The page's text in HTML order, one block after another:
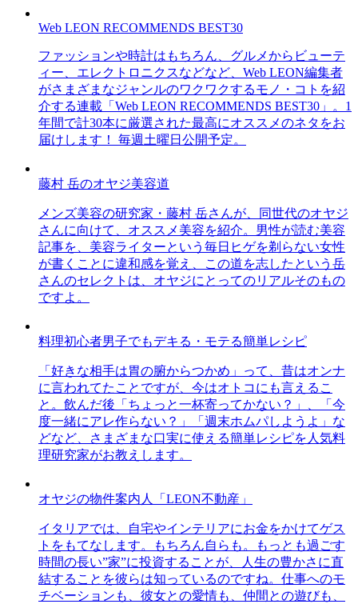
Web LEON RECOMMENDS BEST30
ファッションや時計はもちろん、グルメからビューテ
ィー、エレクトロニクスなどなど、Web LEON編集者
がさまざまなジャンルのワクワクするモノ・コトを紹
介する連載「Web LEON RECOMMENDS BEST30」。1
年間で計30本に厳選された最高にオススメのネタをお
届けします！ 毎週土曜日公開予定。
藤村 岳のオヤジ美容道
メンズ美容の研究家・藤村 岳さんが、同世代のオヤジ
さんに向けて、オススメ美容を紹介。男性が読む美容
記事を、美容ライターという毎日ヒゲを剃らない女性
が書くことに違和感を覚え、この道を志したという岳
さんのセレクトは、オヤジにとってのリアルそのもの
ですよ。
料理初心者男子でもデキる・モテる簡単レシピ
「好きな相手は胃の腑からつかめ」って、昔はオンナ
に言われてたことですが、今はオトコにも言えるこ
と。飲んだ後「ちょっと一杯寄ってかない？」、「今
度一緒にアレ作らない？」「週末ホムパしようよ」な
どなど、さまざまな口実に使える簡単レシピを人気料
理研究家がお教えします。
オヤジの物件案内人「LEON不動産」
イタリアでは、自宅やインテリアにお金をかけてゲス
トをもてなします。もちろん自らも。もっとも過ごす
時間の長い”家”に投資することが、人生の豊かさに直
結することを彼らは知っているのですね。仕事へのモ
チベーションも、彼女との愛情も、仲間との遊びも、